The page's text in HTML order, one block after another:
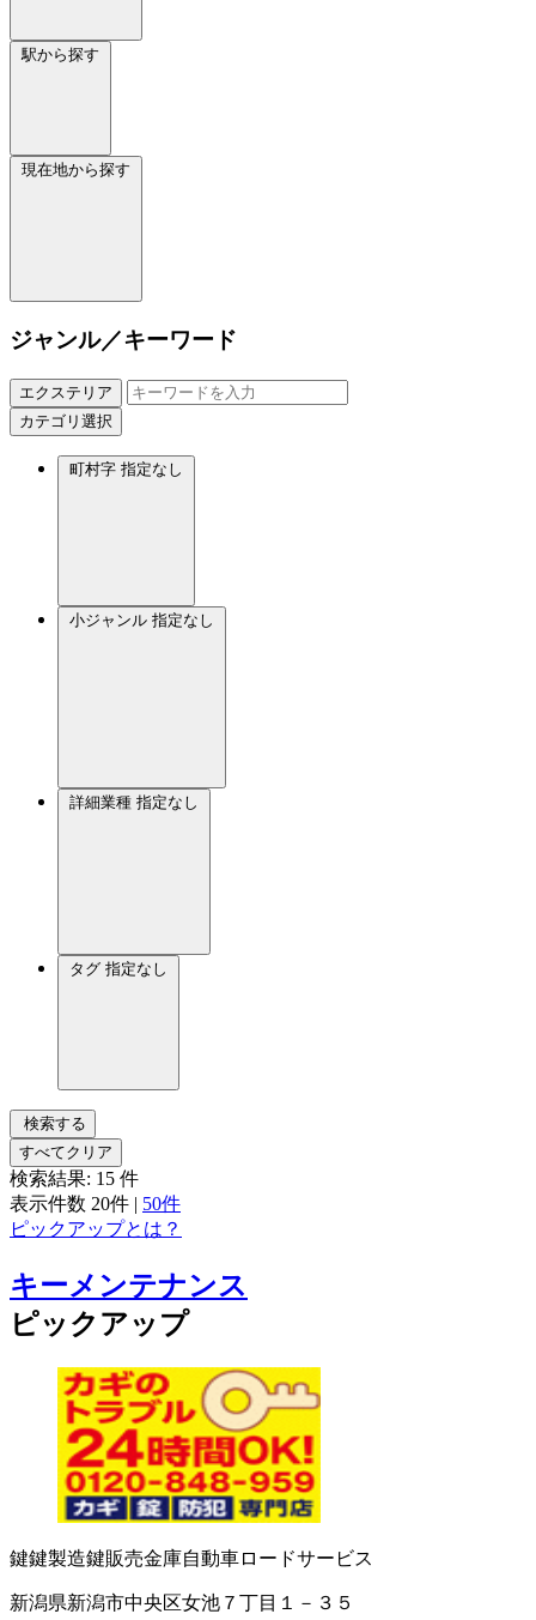
駅から探す
現在地から探す
ジャンル／キーワード
エクステリア
カテゴリ選択
町村字 指定なし
小ジャンル 指定なし
詳細業種 指定なし
タグ 指定なし
検索する
すべてクリア
検索結果: 15 件
表示件数 20件 | 50件
ピックアップとは？
キーメンテナンス
ピックアップ
鍵鍵製造鍵販売金庫自動車ロードサービス
新潟県新潟市中央区女池７丁目１－３５